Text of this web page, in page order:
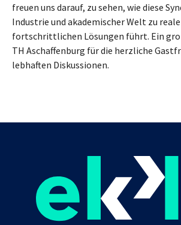
freuen uns darauf, zu sehen, wie diese
Industrie und akademischer Welt zu
fortschrittlichen Lösungen führt. Ein
TH Aschaffenburg für die herzliche
lebhaften Diskussionen.